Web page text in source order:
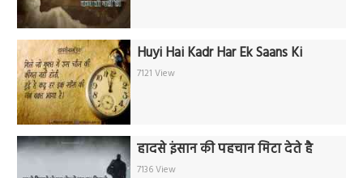
Huyi Hai Kadr Har Ek Saans Ki
7121 View
हादसे इंसान की पहचान मिटा देते है
7136 View